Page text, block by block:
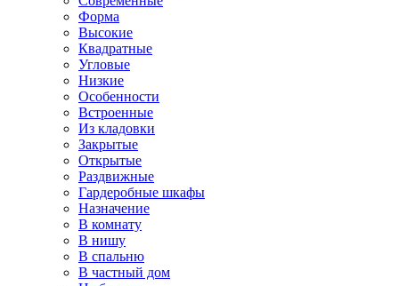
Форма
Высокие
Квадратные
Угловые
Низкие
Особенности
Встроенные
Из кладовки
Закрытые
Открытые
Раздвижные
Гардеробные шкафы
Назначение
В комнату
В нишу
В спальню
В частный дом